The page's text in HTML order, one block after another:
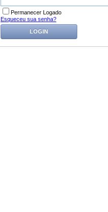
Permanecer Logado
Esqueceu sua senha?
LOGIN